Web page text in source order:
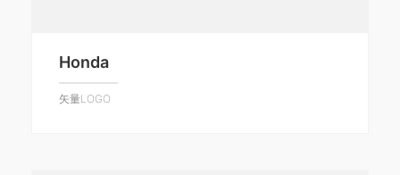
Honda
矢量LOGO